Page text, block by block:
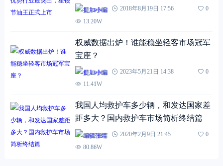
提加小编 2018年8月19日 17:56
0
13.20W
权威数据出炉！谁能稳坐轻客市场冠军
宝座？
提加小编 2023年5月21日 14:38
0
11.41W
我国人均救护车多少辆，和发达国家差
距多大？国内救护车市场简析终结篇
编辑张靖 2020年2月9日 21:45
0
80.86W